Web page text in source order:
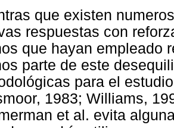
que existen
respuestas con
que hayan empleado
parte de este
para el
1983; Williams,
et al. evita